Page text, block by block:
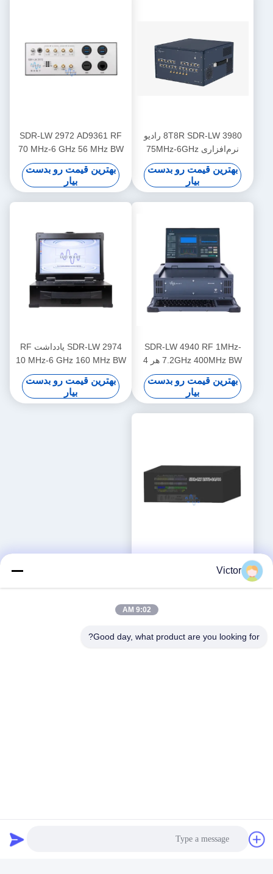
8T8R SDR-LW 3980 رادیو
نرم‌افزاری 75MHz-6GHz
450MHz TX BW
بهترین قیمت رو بدست
بیار
SDR-LW 2972 AD9361 RF
70 MHz-6 GHz 56 MHz BW
هر 2 کانال USB 3.0 USRP
یکپارچه نرم افزار تعریف شده
دستگاه رادیویی
بهترین قیمت رو بدست
بیار
SDR-LW 4940 RF 1MHz-
7.2GHz 400MHz BW هر 4
کانال 1 × QSFP + USB 3.0
یکپارچه با صفحه نمایش i9 و
صفحه کلید داخل USRP
یکپارچه نرم افزار تعریف
بهترین قیمت رو بدست
بیار
SDR-LW 2974 یادداشت RF
10 MHz-6 GHz 160 MHz BW
هر 2 کانال 4 × USB 3.0، 2 ×
SFP+ 4 × PCIE BUS i7
پردازنده USRP یکپارچه نرم
بهترین قیمت رو بدست
بیار
RF 70 MHz-24 GHz 56 MHz
بهترین قیمت رو بدست
Victor
9:02 AM
Good day, what product are you looking for?